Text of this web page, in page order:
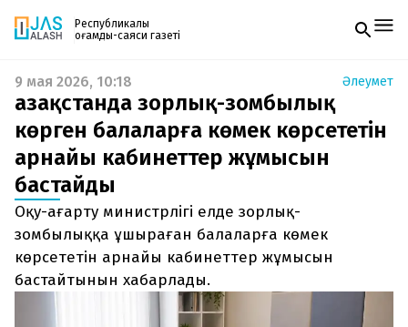
Республикалық
қоғамдық-саяси газеті
Жаңалықтар
Спорт
Live
Руханият
Аймақ
Архив
Заң және тәртіп
Редакциямен байланыс
+7 708 604 51 06
Жарнама бөлімі
+7 701 220 64 52
zhasalash100@gmail.com
Газетке жазылу
PDF форматтағы газетті ай сайын электронды
поштаңызға алып отырыңыз. Жаңа нөмір
шыққан сәтте сізге бірден жіберіледі. Тек email
енгізіңіз, біз қалғанын өзіміз жібереміз.
9 мая 2026, 10:18 Әлеумет
Қазақстанда зорлық-зомбылық
көрген балаларға көмек көрсететін
арнайы кабинеттер жұмысын
бастайды
Оқу-ағарту министрлігі елде зорлық-
зомбылыққа ұшыраған балаларға көмек
көрсететін арнайы кабинеттер жұмысын
бастайтынын хабарлады.